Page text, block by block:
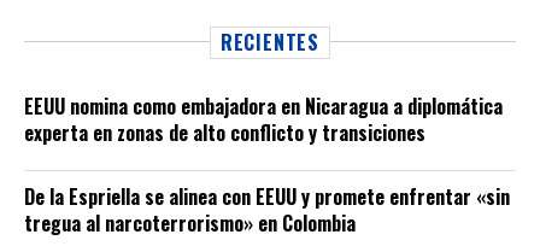
RECIENTES
EEUU nomina como embajadora en Nicaragua a diplomática
experta en zonas de alto conflicto y transiciones
De la Espriella se alinea con EEUU y promete enfrentar «sin
tregua al narcoterrorismo» en Colombia